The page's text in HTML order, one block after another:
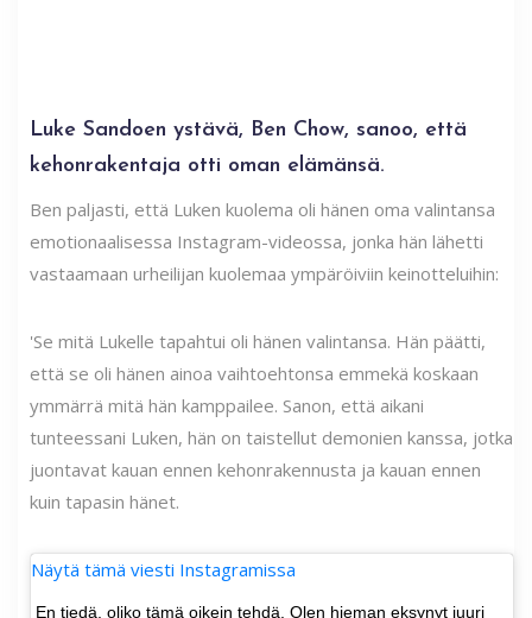
Luke Sandoen ystävä, Ben Chow, sanoo, että
kehonrakentaja otti oman elämänsä.
Ben paljasti, että Luken kuolema oli hänen oma valintansa
emotionaalisessa Instagram-videossa, jonka hän lähetti
vastaamaan urheilijan kuolemaa ympäröiviin keinotteluihin:
'Se mitä Lukelle tapahtui oli hänen valintansa. Hän päätti,
että se oli hänen ainoa vaihtoehtonsa emmekä koskaan
ymmärrä mitä hän kamppailee. Sanon, että aikani
tunteessani Luken, hän on taistellut demonien kanssa, jotka
juontavat kauan ennen kehonrakennusta ja kauan ennen
kuin tapasin hänet.
Näytä tämä viesti Instagramissa
En tiedä, oliko tämä oikein tehdä. Olen hieman eksynyt juuri